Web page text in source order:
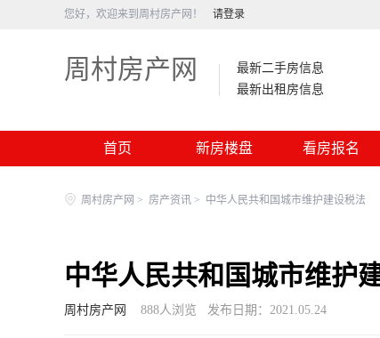
您好，欢迎来到周村房产网！ 请登录
周村房产网
最新二手房信息
最新出租房信息
首页 新房楼盘 看房报名
周村房产网 > 房产资讯 > 中华人民共和国城市维护建设税法
中华人民共和国城市维护
周村房产网 888人浏览 发布日期：2021.05.24